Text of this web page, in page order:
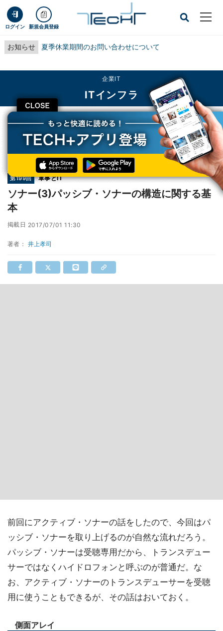
ログイン 新規会員登録
お知らせ 夏季休業期間のお問い合わせについて
CLOSE
企業IT
ITインフラ
TECH+ 企業IT
ITインフラ
ソナー(3)パッシブ・ソナーの構造に関する基本
第199回 軍事とIT
ソナー(3)パッシブ・ソナーの構造に関する基
本
掲載日 2017/07/01 11:30
著者： 井上孝司
前回にアクティブ・ソナーの話をしたので、今回はパ
ッシブ・ソナーを取り上げるのが自然な流れだろう。
パッシブ・ソナーは受聴専用だから、トランスデュー
サーではなくハイドロフォンと呼ぶのが普通だ。な
お、アクティブ・ソナーのトランスデューサーを受聴
用に使うこともできるが、その話はおいておく。
側面アレイ